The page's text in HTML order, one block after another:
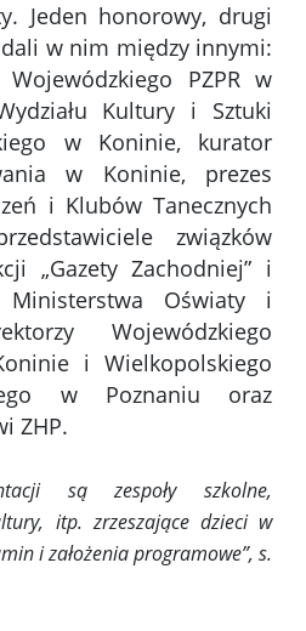
Jeden honorowy, drugi
w nim między innymi:
PZPR w
Kultury i Sztuki
w Koninie, kurator
w Koninie, prezes
i Klubów Tanecznych
związków
„Gazety Zachodniej” i
Ministerstwa Oświaty i
Wojewódzkiego
i Wielkopolskiego
w Poznaniu oraz
ZHP.
są zespoły szkolne,
itp. zrzeszające dzieci w
i założenia programowe”, s.